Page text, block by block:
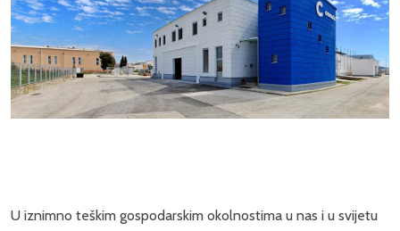
U iznimno teškim gospodarskim okolnostima u nas i u svijetu